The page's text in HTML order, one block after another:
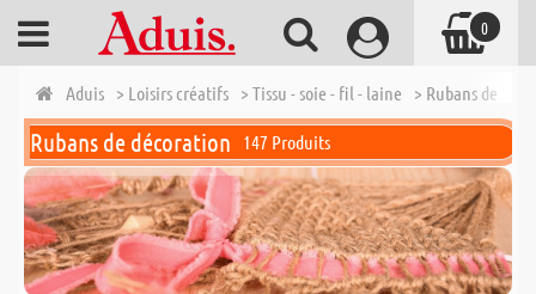
Aduis > Loisirs créatifs > Tissu - soie - fil - laine > Rubans de
Rubans de décoration 147 Produits
0